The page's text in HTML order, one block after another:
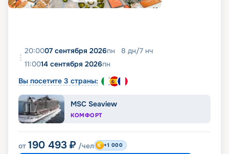
20:0007 сентября 2026пн 8 дн/7 нч
11:0014 сентября 2026пн
Вы посетите 3 страны:
MSC Seaview
КОМФОРТ
от 190 493 ₽ /чел +1 000